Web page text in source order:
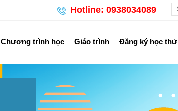
Hotline: 0938034089
Chương trình học Giáo trình Đăng ký học thử